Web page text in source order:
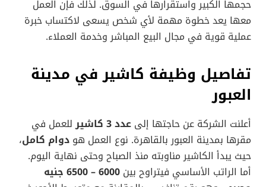
حجمها الكبير واستقرارها في السوق. لذلك فإن العمل
معها يعد خطوة مهمة لأي شخص يسعى لاكتساب خبرة
عملية قوية في مجال البيع المباشر وخدمة العملاء.
تفاصيل وظيفة كاشير في مدينة
العبور
أعلنت الشركة عن حاجتها إلى عدد 3 كاشير
للعمل في
مقرها بمدينة العبور بالقاهرة. نوع العمل هو دوام كامل،
حيث يبدأ الكاشير مناوبته منذ الصباح وحتى نهاية اليوم.
أما الراتب الأساسي فيتراوح بين
6000 – 6500 جنيه